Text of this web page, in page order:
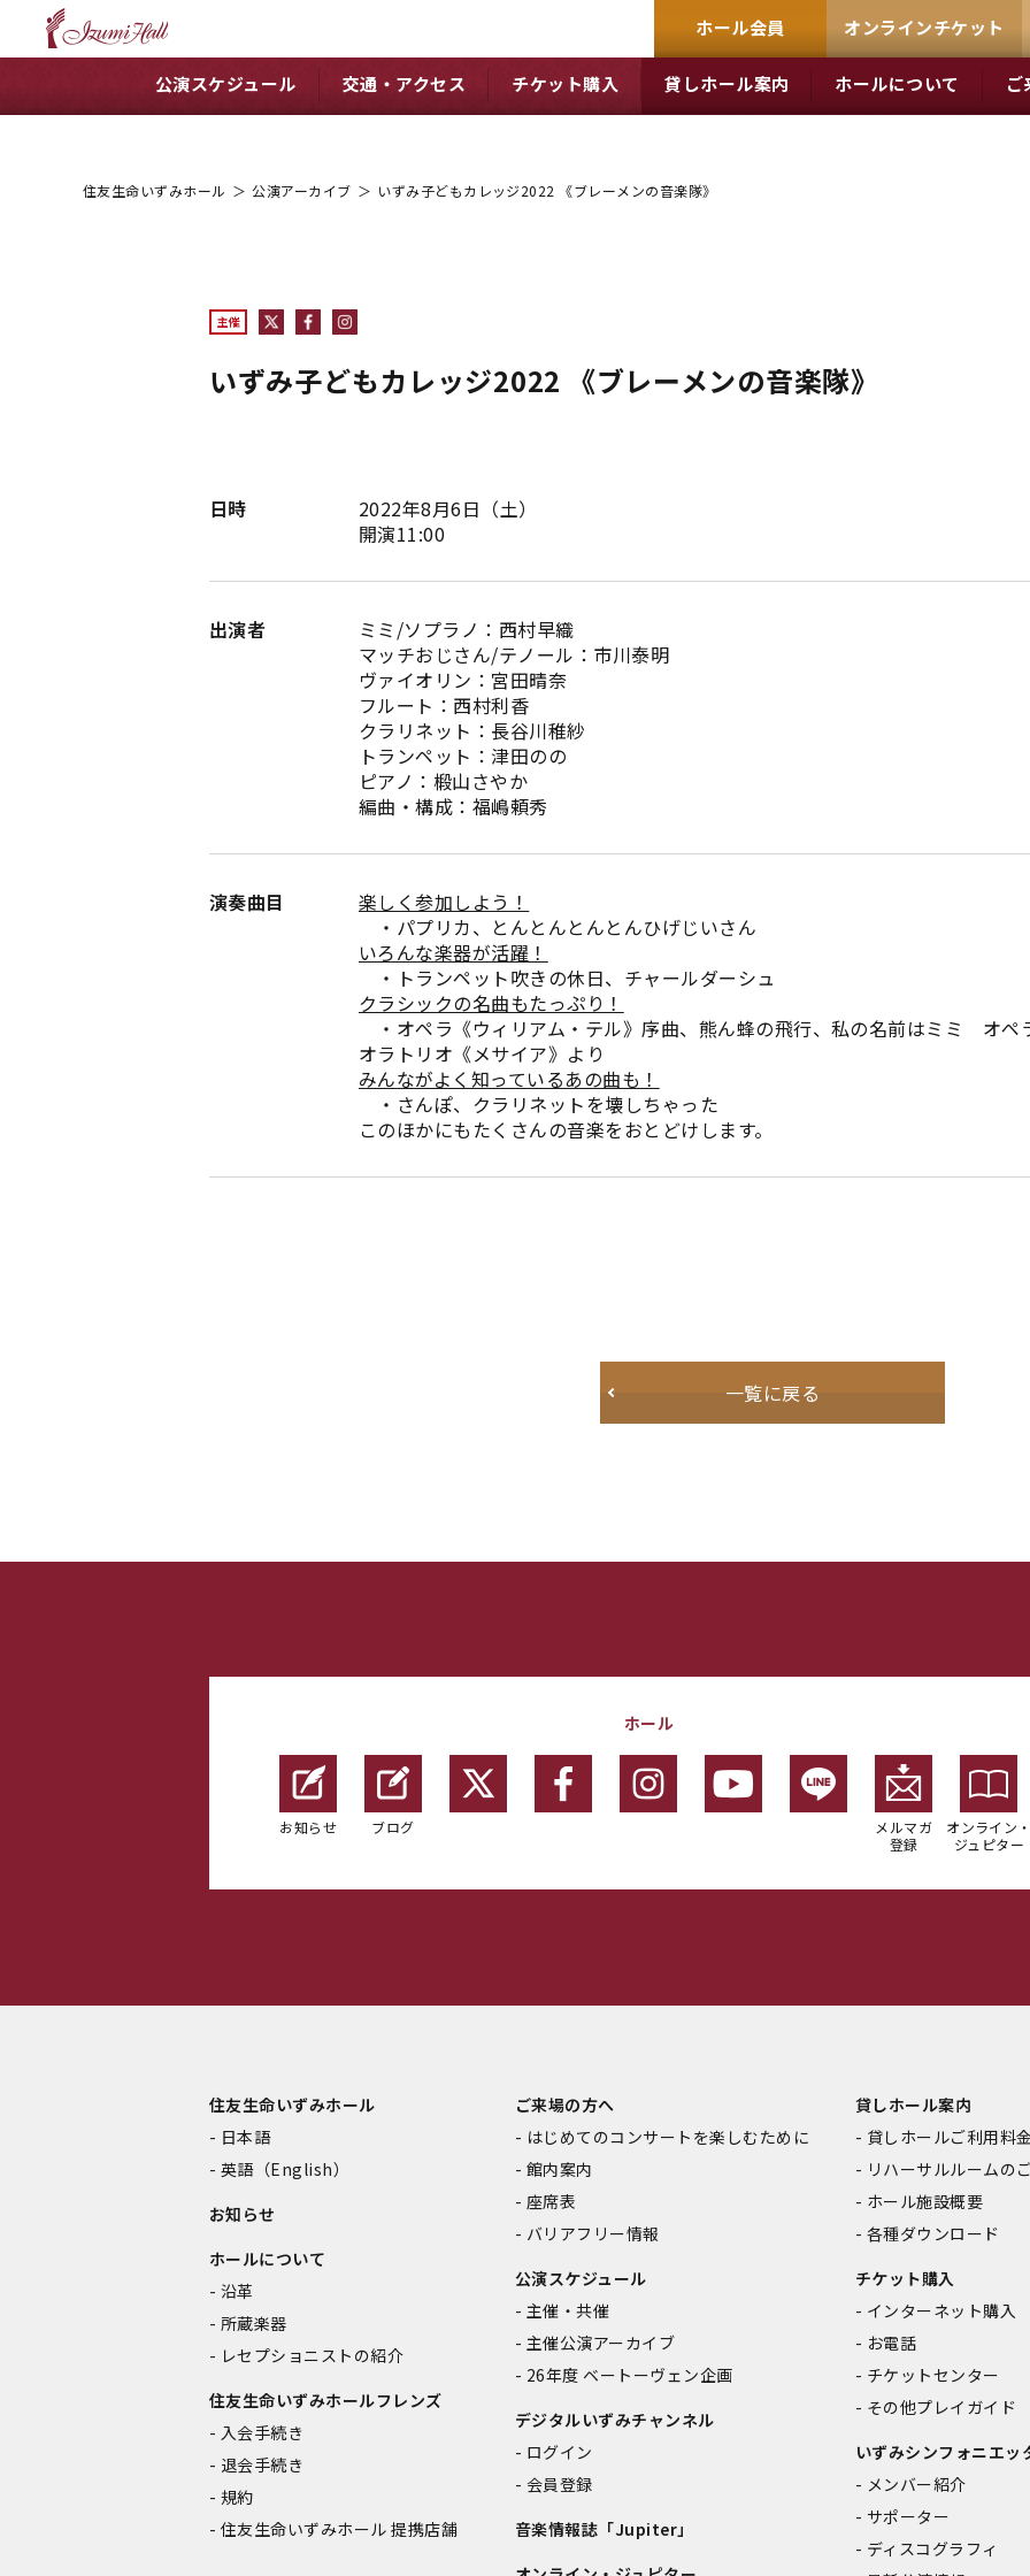
ホール会員 オンラインチケット
公演スケジュール 交通・アクセス チケット購入 貸しホール案内 ホールについて ご
住友生命いずみホール ＞ 公演アーカイブ ＞ いずみ子どもカレッジ2022 《ブレーメンの音楽隊》
主催
いずみ子どもカレッジ2022 《ブレーメンの音楽隊》
日時
2022年8月6日（土）
開演11:00
出演者
ミミ/ソプラノ：西村早織
マッチおじさん/テノール：市川泰明
ヴァイオリン：宮田晴奈
フルート：西村利香
クラリネット：長谷川稚紗
トランペット：津田のの
ピアノ：椴山さやか
編曲・構成：福嶋頼秀
演奏曲目
楽しく参加しよう！
・パプリカ、とんとんとんとんひげじいさん
いろんな楽器が活躍！
・トランペット吹きの休日、チャールダーシュ
クラシックの名曲もたっぷり！
・オペラ《ウィリアム・テル》序曲、熊ん蜂の飛行、私の名前はミミ オペ
オラトリオ《メサイア》より
みんながよく知っているあの曲も！
・さんぽ、クラリネットを壊しちゃった
このほかにもたくさんの音楽をおとどけします。
一覧に戻る
ホール
お知らせ ブログ
メルマガ
登録
オンライン・
ジュピター
住友生命いずみホール
日本語
英語（English）
お知らせ
ホールについて
沿革
所蔵楽器
レセプショニストの紹介
住友生命いずみホールフレンズ
入会手続き
退会手続き
規約
住友生命いずみホール 提携店舗
ご来場の方へ
はじめてのコンサートを楽しむために
館内案内
座席表
バリアフリー情報
公演スケジュール
主催・共催
主催公演アーカイブ
26年度 ベートーヴェン企画
デジタルいずみチャンネル
ログイン
会員登録
音楽情報誌「Jupiter」
貸しホール案内
貸しホールご利用料金
リハーサルルームの
ホール施設概要
各種ダウンロード
チケット購入
インターネット購入
お電話
チケットセンター
その他プレイガイド
いずみシンフォニエッ
メンバー紹介
サポーター
ディスコグラフィ